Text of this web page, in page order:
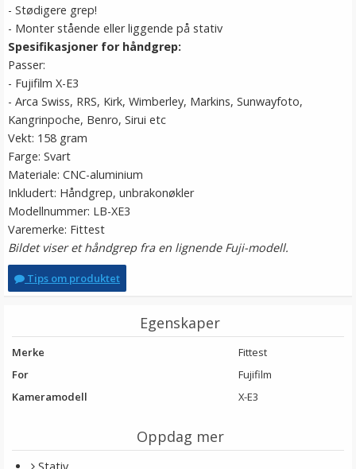
- Stødigere grep!
- Monter stående eller liggende på stativ
Spesifikasjoner for håndgrep:
Passer:
- Fujifilm X-E3
- Arca Swiss, RRS, Kirk, Wimberley, Markins, Sunwayfoto,
Kangrinpoche, Benro, Sirui etc
Vekt: 158 gram
Farge: Svart
Materiale: CNC-aluminium
Inkludert: Håndgrep, unbrakonøkler
Modellnummer: LB-XE3
Varemerke: Fittest
Bildet viser et håndgrep fra en lignende Fuji-modell.
Tips om produktet
Egenskaper
Merke
Fittest
For
Fujifilm
Kameramodell
X-E3
Oppdag mer